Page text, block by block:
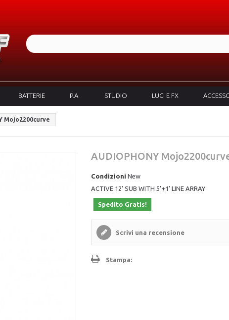
BATTERIE P.A. STUDIO LUCI E FX
Mojo2200curve
AUDIOPHONY
Condizioni New
ACTIVE 12' SUB WITH 5'+1' LINE ARRAY
Spedito Gratis!
Scrivi una recensione
Stampa: